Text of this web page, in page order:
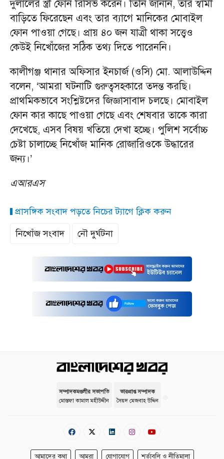
দুলালের স্ত্রী ফোন রিসিভ করেন। তিনি জানান, তার স্বামী
বাড়িতে ফিরেছেন এবং তার ব্যাগে মানিকের মোবাইল
ফোন পাওয়া গেছে। প্রায় ৪০ জন যাত্রী থাকা সত্ত্বেও
কেউই নিখোঁজের সঠিক তথ্য দিতে পারেননি।
কালীগঞ্জ থানার অফিসার ইনচার্জ (ওসি) মো. আলাউদ্দিন
বলেন, ‘আমরা ঘটনাটি গুরুত্বসহকারে তদন্ত করছি।
প্রাথমিকভাবে সংশ্লিষ্টদের জিজ্ঞাসাবাদ চলছে। মোবাইল
ফোন কার কাছে পাওয়া গেছে এবং শেষবার তাকে কারা
দেখেছে, এসব বিষয় খতিয়ে দেখা হচ্ছে। পুলিশ সর্বোচ্চ
চেষ্টা চালাচ্ছে নিখোঁজ মানিক রোজারিওকে উদ্ধারের
জন্য।’
এআরএস
প্রাসঙ্গিক সংবাদ পড়তে নিচের ট্যাগে ক্লিক করুন
নিখোঁজ সংবাদ
নৌ দুর্ঘটনা
সম্পাদকমণ্ডলীর সভাপতি
মোস্তফা কামাল মহীউদ্দীন
ভারপ্রাপ্ত সম্পাদক
সৈয়দ মেজবাহ উদ্দিন
আমাদের কথা আমরা যোগাযোগ শর্তাবলি ও নীতিমালা